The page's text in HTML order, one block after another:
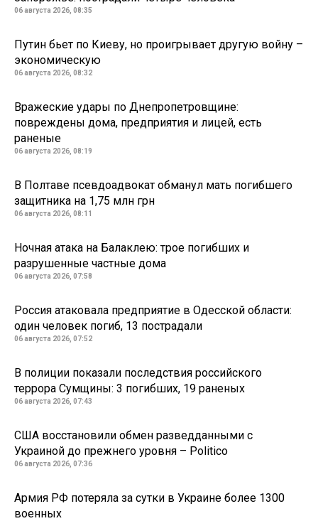
06 августа 2026, 08:35
Путин бьет по Киеву, но проигрывает другую войну –
экономическую
06 августа 2026, 08:32
Вражеские удары по Днепропетровщине:
повреждены дома, предприятия и лицей, есть
раненые
06 августа 2026, 08:19
В Полтаве псевдоадвокат обманул мать погибшего
защитника на 1,75 млн грн
06 августа 2026, 08:11
Ночная атака на Балаклею: трое погибших и
разрушенные частные дома
06 августа 2026, 07:58
Россия атаковала предприятие в Одесской области:
один человек погиб, 13 пострадали
06 августа 2026, 07:52
В полиции показали последствия российского
террора Сумщины: 3 погибших, 19 раненых
06 августа 2026, 07:43
США восстановили обмен разведданными с
Украиной до прежнего уровня – Politico
06 августа 2026, 07:36
Армия РФ потеряла за сутки в Украине более 1300
военных